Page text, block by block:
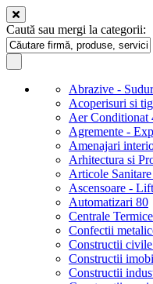
Caută sau mergi la categorii:
Abrazive -
Acoperisuri si
Aer Conditionat
Agremente -
Amenajari
Arhitectura si
Articole Sanitare
Ascensoare -
Automatizari 80
Centrale Termice
Confectii
Constructii civile
Constructii
Constructii